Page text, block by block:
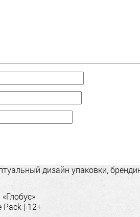
дизайн упаковки,
| 12+